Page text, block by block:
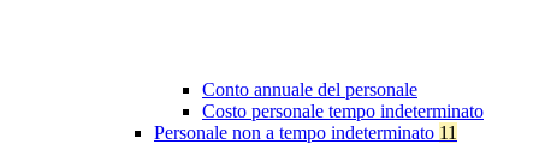
Conto annuale del personale
Costo personale tempo indeterminato
Personale non a tempo indeterminato 11